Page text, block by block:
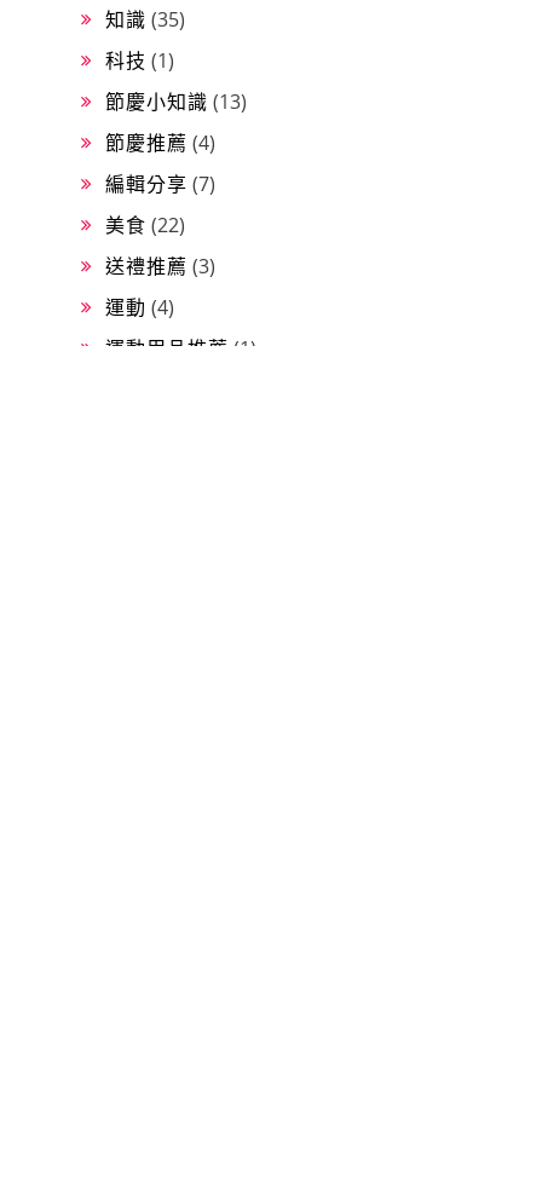
知識 (35)
科技 (1)
節慶小知識 (13)
節慶推薦 (4)
編輯分享 (7)
美食 (22)
送禮推薦 (3)
運動 (4)
運動用品推薦 (1)